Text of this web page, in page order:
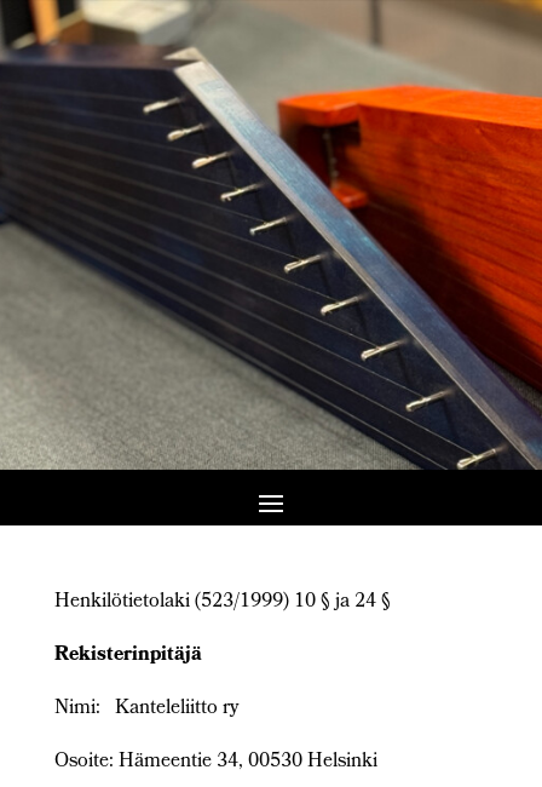
Henkilötietolaki (523/1999) 10 § ja 24 §
Rekisterinpitäjä
Nimi: Kanteleliitto ry
Osoite:Hämeentie 34, 00530 Helsinki